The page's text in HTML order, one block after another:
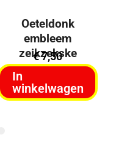
Oeteldonk
embleem
zeikzekske
€7,50
In
winkelwagen